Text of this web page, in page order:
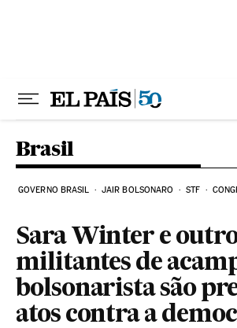
Brasil
GOVERNO BRASIL JAIR BOLSONARO STF
Sara Winter e
militantes de
bolsonarista são
atos contra a